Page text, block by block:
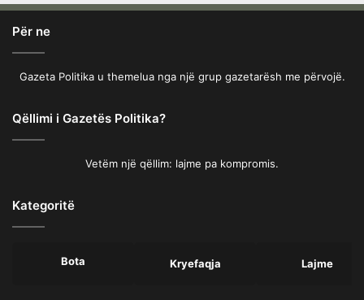
Për ne
Gazeta Politika u themelua nga një grup gazetarësh me përvojë.
Qëllimi i Gazetës Politika?
Vetëm një qëllim: lajme pa kompromis.
Kategoritë
Bota Kryefaqja Lajme